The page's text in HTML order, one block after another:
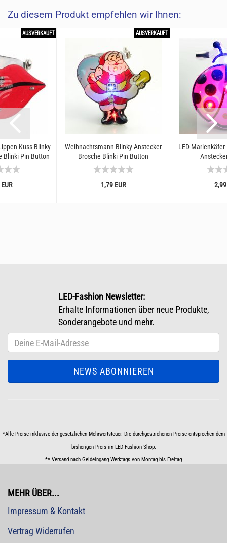
Zu diesem Produkt empfehlen wir Ihnen:
AUSVERKAUFT
Kuss Blinky
Blinki Pin Button
AUSVERKAUFT
Weihnachtsmann Blinky Anstecker
Brosche Blinki Pin Button
1,79 EUR
LED
2,99
LED-Fashion Newsletter:
Erhalte Informationen über neue Produkte,
Sonderangebote und mehr.
*Alle Preise inklusive der gesetzlichen Mehrwertsteuer. Die durchgestrichenen Preise entsprechen dem
bisherigen Preis im LED-Fashion Shop.
** Versand nach Geldeingang Werktags von Montag bis Freitag
MEHR ÜBER...
Impressum & Kontakt
Vertrag Widerrufen